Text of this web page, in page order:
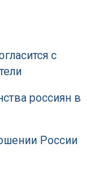
с
россиян в
России